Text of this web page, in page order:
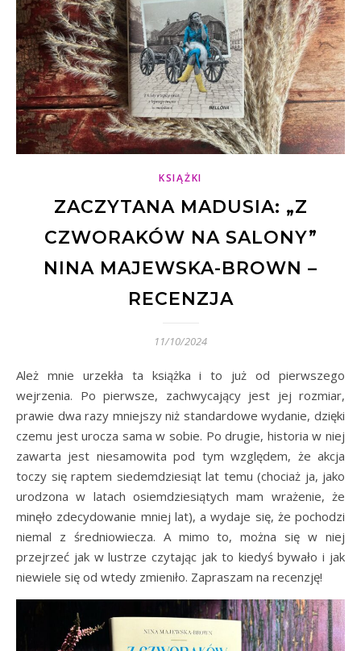
KSIĄŻKI
ZACZYTANA MADUSIA: „Z
CZWORAKÓW NA SALONY”
NINA MAJEWSKA-BROWN –
RECENZJA
11/10/2024
Ależ mnie urzekła ta książka i to już od pierwszego
wejrzenia. Po pierwsze, zachwycający jest jej rozmiar,
prawie dwa razy mniejszy niż standardowe wydanie, dzięki
czemu jest urocza sama w sobie. Po drugie, historia w niej
zawarta jest niesamowita pod tym względem, że akcja
toczy się raptem siedemdziesiąt lat temu (chociaż ja, jako
urodzona w latach osiemdziesiątych mam wrażenie, że
minęło zdecydowanie mniej lat), a wydaje się, że pochodzi
niemal z średniowiecza. A mimo to, można się w niej
przejrzeć jak w lustrze czytając jak to kiedyś bywało i jak
niewiele się od wtedy zmieniło. Zapraszam na recenzję!